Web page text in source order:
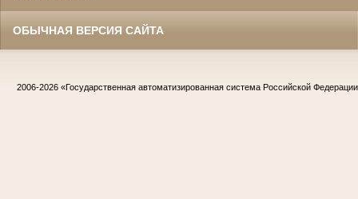
ОБЫЧНАЯ ВЕРСИЯ САЙТА
2006-2026 «Государственная автоматизированная система Российской